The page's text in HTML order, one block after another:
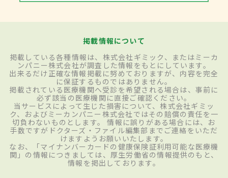
掲載情報について
掲載している各種情報は、株式会社ギミック、またはミーカ
ンパニー株式会社が調査した情報をもとにしています。
出来るだけ正確な情報掲載に努めておりますが、内容を完全
に保証するものではありません。
掲載されている医療機関へ受診を希望される場合は、事前に
必ず該当の医療機関に直接ご確認ください。
当サービスによって生じた損害について、株式会社ギミッ
ク、およびミーカンパニー株式会社ではその賠償の責任を一
切負わないものとします。 情報に誤りがある場合には、お
手数ですがドクターズ・ファイル編集部までご連絡をいただ
けますようお願いいたします。
なお、「マイナンバーカードの健康保険証利用可能な医療機
関」の情報につきましては、厚生労働省の情報提供のもと、
情報を掲出しております。